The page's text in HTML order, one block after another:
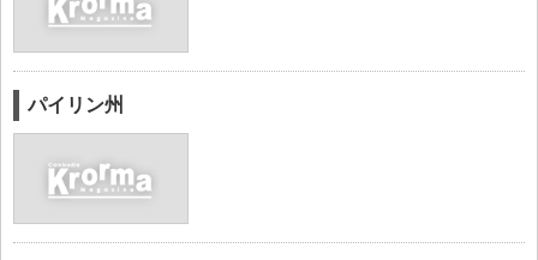
パイリン州